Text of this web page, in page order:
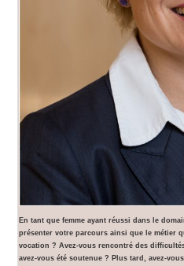
En tant que femme ayant réussi dans le
présenter votre parcours ainsi que le métier
vocation ? Avez-vous rencontré des
avez-vous été soutenue ? Plus tard, avez-